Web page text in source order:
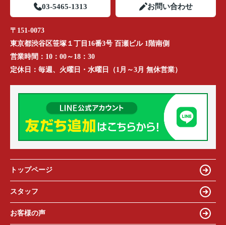
03-5465-1313 お問い合わせ
〒151-0073
東京都渋谷区笹塚１丁目16番3号 百瀬ビル 1階南側
営業時間： 10：00～18：30
定休日： 毎週、火曜日・水曜日（1月～3月 無休営業）
トップページ
スタッフ
お客様の声